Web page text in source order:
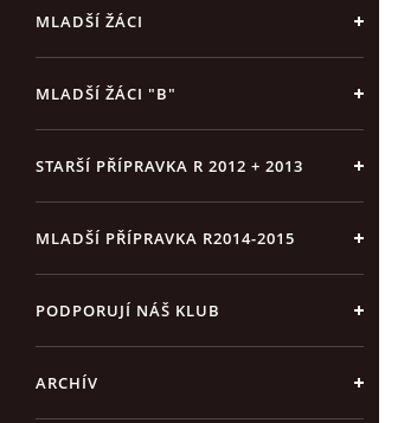
MLADŠÍ ŽÁCI
MLADŠÍ ŽÁCI "B"
STARŠÍ PŘÍPRAVKA R 2012 + 2013
MLADŠÍ PŘÍPRAVKA R2014-2015
PODPORUJÍ NÁŠ KLUB
ARCHÍV